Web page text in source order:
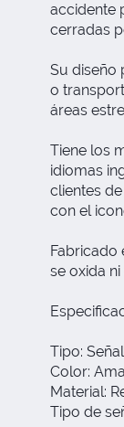
accidente
cerradas
Su diseño
o
áreas
Tiene los
idiomas
clientes
con el
Fabricado
se oxida
Tipo:
Color:
Material:
Tipo de